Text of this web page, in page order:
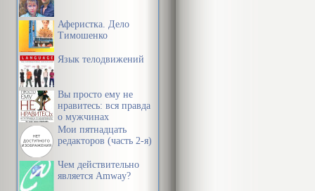
Аферистка. Дело
Тимошенко
Язык телодвижений
Вы просто ему не
нравитесь: вся правда
о мужчинах
Мои пятнадцать
редакторов (часть 2-я)
Чем действительно
является Amway?